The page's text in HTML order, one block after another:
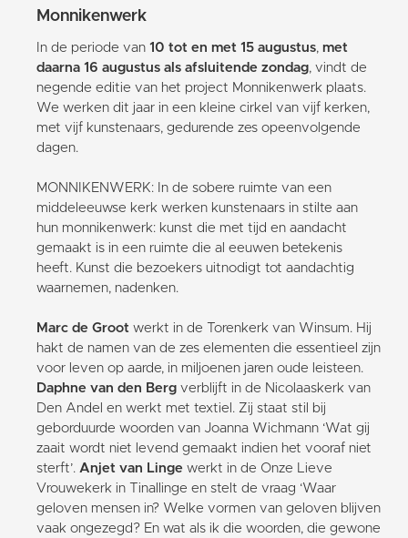
Monnikenwerk
In de periode van 10 tot en met 15 augustus, met
daarna 16 augustus als afsluitende zondag, vindt de
negende editie van het project Monnikenwerk plaats.
We werken dit jaar in een kleine cirkel van vijf kerken,
met vijf kunstenaars, gedurende zes opeenvolgende
dagen.
MONNIKENWERK: In de sobere ruimte van een
middeleeuwse kerk werken kunstenaars in stilte aan
hun monnikenwerk: kunst die met tijd en aandacht
gemaakt is in een ruimte die al eeuwen betekenis
heeft. Kunst die bezoekers uitnodigt tot aandachtig
waarnemen, nadenken.
Marc de Groot werkt in de Torenkerk van Winsum. Hij
hakt de namen van de zes elementen die essentieel zijn
voor leven op aarde, in miljoenen jaren oude leisteen.
Daphne van den Berg verblijft in de Nicolaaskerk van
Den Andel en werkt met textiel. Zij staat stil bij
geborduurde woorden van Joanna Wichmann ‘Wat gij
zaait wordt niet levend gemaakt indien het vooraf niet
sterft’. Anjet van Linge werkt in de Onze Lieve
Vrouwekerk in Tinallinge en stelt de vraag ‘Waar
geloven mensen in? Welke vormen van geloven blijven
vaak ongezegd? En wat als ik die woorden, die gewone